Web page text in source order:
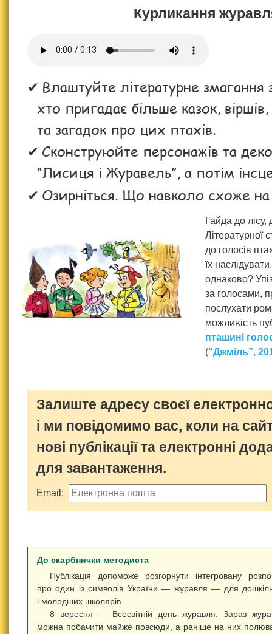
Курликання
Влаштуйте літературне змагання
хто пригадає більше казок, віршів,
та загадок про цих птахів.
Сконструюйте персонажів та
“Лисиця і Журавель”, а потім
Озирніться. Що навколо схоже
Гайда до лісу,
Літературної
до голосів
їх
однаково?
за голосами,
послухати
можливість
пташині
(“Джміль”,
Залиште адресу своєї
і ми повідомимо вас, коли на
нові публікації та електронні
для завантаження.
Email:
До скарбнички методиста
Публікація допоможе розгорнути інтегровану
про один із символів України — журавля — для
і молодших школярів.
8 вересня — Всесвітній день журавля. Зараз
можна побачити майже повсюди, а раніше на них